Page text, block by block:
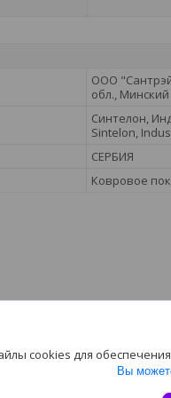
ООО
обл.,
Синтелон,
Sintelon,
СЕРБИЯ
Ковровое
cookies для
Вы